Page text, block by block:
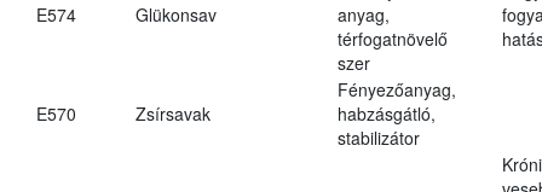
E574 Glükonsav
anyag,
térfogatnövelő
szer
E570 Zsírsavak
Fényezőanyag,
habzásgátló,
stabilizátor